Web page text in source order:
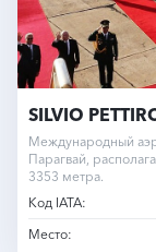
SILVIO
Международный
Парагвай,
3353 метра.
Код IATA:
Место: